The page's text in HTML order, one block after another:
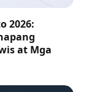
2026:
at Mga